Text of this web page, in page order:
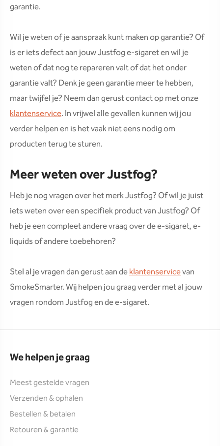
garantie.
Wil je weten of je aanspraak kunt maken op garantie? Of
is er iets defect aan jouw Justfog e-sigaret en wil je
weten of dat nog te repareren valt of dat het onder
garantie valt? Denk je geen garantie meer te hebben,
maar twijfel je? Neem dan gerust contact op met onze
klantenservice. In vrijwel alle gevallen kunnen wij jou
verder helpen en is het vaak niet eens nodig om
producten terug te sturen.
Meer weten over Justfog?
Heb je nog vragen over het merk Justfog? Of wil je juist
iets weten over een specifiek product van Justfog? Of
heb je een compleet andere vraag over de e-sigaret, e-
liquids of andere toebehoren?
Stel al je vragen dan gerust aan deklantenservicevan
SmokeSmarter. Wij helpen jou graag verder met al jouw
vragen rondom Justfog en de e-sigaret.
We helpen je graag
Meest gestelde vragen
Verzenden & ophalen
Bestellen & betalen
Retouren & garantie